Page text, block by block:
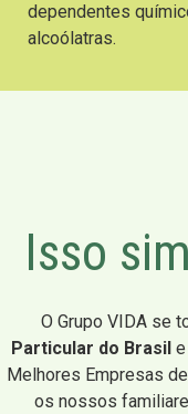
dependentes
alcoólatras.
Isso
O Grupo VIDA se
Particular do Brasil
Melhores Empresas
os nossos